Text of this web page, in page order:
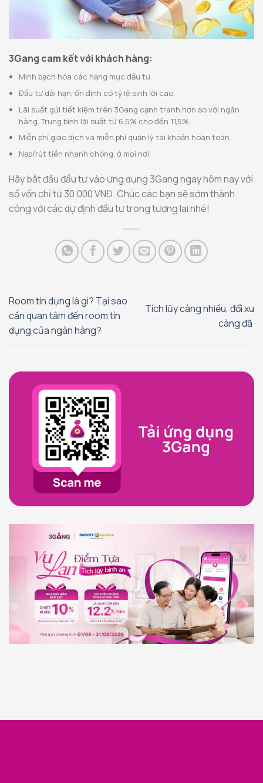
3Gang cam kết với khách hàng:
Minh bạch hóa các hạng mục đầu tư.
Đầu tư dài hạn, ổn định có tỷ lệ sinh lời cao.
Lãi suất gửi tiết kiệm trên 3Gang cạnh tranh hơn so với ngân
hàng. Trung bình lãi suất từ 6,5% cho đến 11,5%.
Miễn phí giao dịch và miễn phí quản lý tài khoản hoàn toàn.
Nạp/rút tiền nhanh chóng, ở mọi nơi.
Hãy bắt đầu đầu tư vào ứng dụng 3Gang ngay hôm nay với
số vốn chỉ từ 30.000 VNĐ. Chúc các bạn sẽ sớm thành
công với các dự định đầu tư trong tương lai nhé!
Room tín dụng là gì? Tại sao
cần quan tâm đến room tín
dụng của ngân hàng?
Tích lũy càng nhiều, đổi xu
càng đã